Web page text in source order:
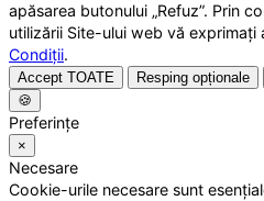
apăsarea butonului „Refuz”. Prin
utilizării Site-ului web vă exprimați
Condiții.
Accept TOATE Resping opționale
🍪
Preferințe
×
Necesare
Cookie-urile necesare sunt